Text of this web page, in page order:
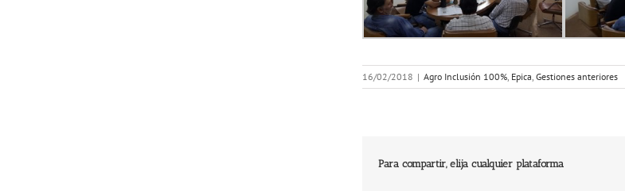
16/02/2018 | Agro Inclusión 100% Epica Gestiones anteriores
Para compartir, elija cualquier plataforma